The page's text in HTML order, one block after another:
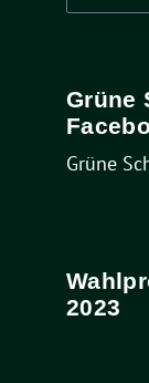
nach:
Grüne
Grüne
2023